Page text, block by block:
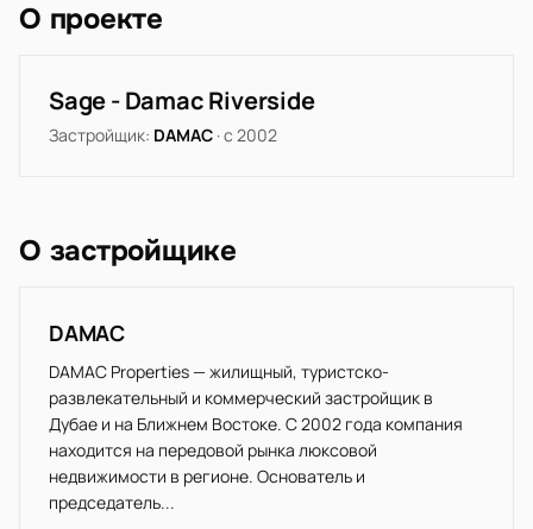
О проекте
Sage - Damac Riverside
Застройщик: DAMAC · с 2002
О застройщике
DAMAC
DAMAC Properties — жилищный, туристско-
развлекательный и коммерческий застройщик в
Дубае и на Ближнем Востоке. С 2002 года компания
находится на передовой рынка люксовой
недвижимости в регионе. Основатель и
председатель...